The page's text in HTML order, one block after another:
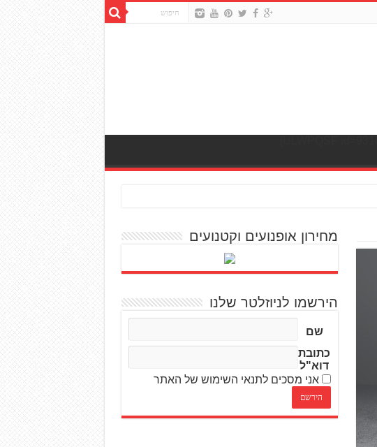
מחירון אופנועים וקטנועים
הירשמו לניוזלטר שלנו
שם
כתובת
דוא"ל
אני מסכים לתנאי השימוש של האתר